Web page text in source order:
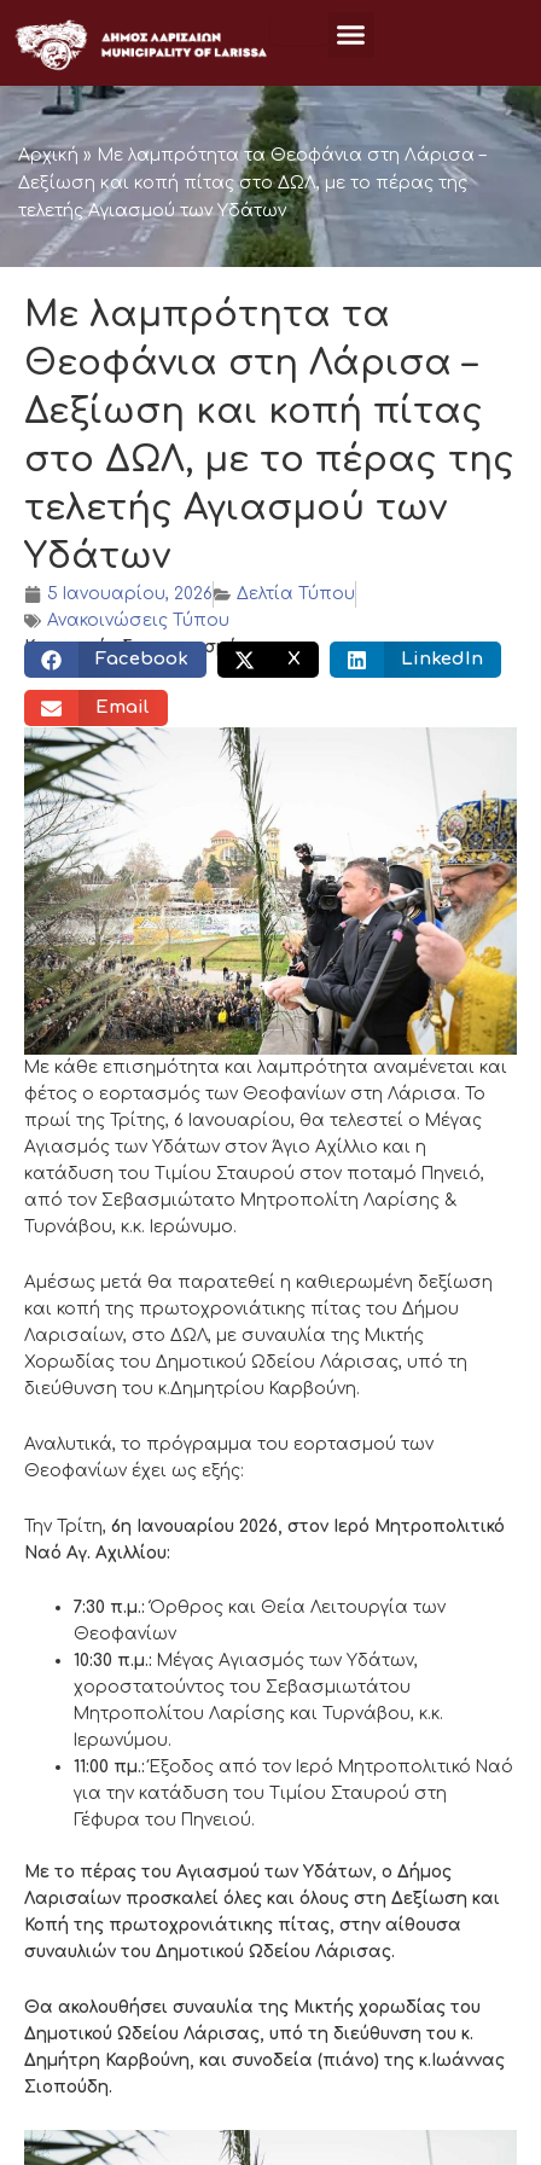
στο
περιεχόμενο
Αρχική » Με λαμπρότητα τα Θεοφάνια στη Λάρισα –
Δεξίωση και κοπή πίτας στο ΔΩΛ, με το πέρας της
τελετής Αγιασμού των Υδάτων
Με λαμπρότητα τα
Θεοφάνια στη Λάρισα –
Δεξίωση και κοπή πίτας
στο ΔΩΛ, με το πέρας της
τελετής Αγιασμού των
Υδάτων
5 Ιανουαρίου, 2026
Δελτία Τύπου
Ανακοινώσεις Τύπου
Κοινωνικός διαμοιρασμός:
Facebook X LinkedIn
Email
Με κάθε επισημότητα και λαμπρότητα αναμένεται και
φέτος ο εορτασμός των Θεοφανίων στη Λάρισα. Το
πρωί της Τρίτης, 6 Ιανουαρίου, θα τελεστεί ο Μέγας
Αγιασμός των Υδάτων στον Άγιο Αχίλλιο και η
κατάδυση του Τιμίου Σταυρού στον ποταμό Πηνειό,
από τον Σεβασμιώτατο Μητροπολίτη Λαρίσης &
Τυρνάβου, κ.κ. Ιερώνυμο.
Αμέσως μετά θα παρατεθεί η καθιερωμένη δεξίωση
και κοπή της πρωτοχρονιάτικης πίτας του Δήμου
Λαρισαίων, στο ΔΩΛ, με συναυλία της Μικτής
Χορωδίας του Δημοτικού Ωδείου Λάρισας, υπό τη
διεύθυνση του κ.Δημητρίου Καρβούνη.
Αναλυτικά, το πρόγραμμα του εορτασμού των
Θεοφανίων έχει ως εξής:
Την Τρίτη, 6η Ιανουαρίου 2026, στον Ιερό Μητροπολιτικό
Ναό Αγ. Αχιλλίου:
7:30 π.μ.:Όρθρος και Θεία Λειτουργία των
Θεοφανίων
10:30 π.μ.: Μέγας Αγιασμός των Υδάτων,
χοροστατούντος του Σεβασμιωτάτου
Μητροπολίτου Λαρίσης και Τυρνάβου, κ.κ.
Ιερωνύμου.
11:00 πμ.:Έξοδος από τον Ιερό Μητροπολιτικό Ναό
για την κατάδυση του Τιμίου Σταυρού στη
Γέφυρα του Πηνειού.
Με το πέρας του Αγιασμού των Υδάτων, ο Δήμος
Λαρισαίων προσκαλεί όλες και όλους στη Δεξίωση και
Κοπή της πρωτοχρονιάτικης πίτας, στην αίθουσα
συναυλιών του Δημοτικού Ωδείου Λάρισας.
Θα ακολουθήσει συναυλία της Μικτής χορωδίας του
Δημοτικού Ωδείου Λάρισας, υπό τη διεύθυνση του κ.
Δημήτρη Καρβούνη, και συνοδεία (πιάνο) της κ.Ιωάννας
Σιοπούδη.